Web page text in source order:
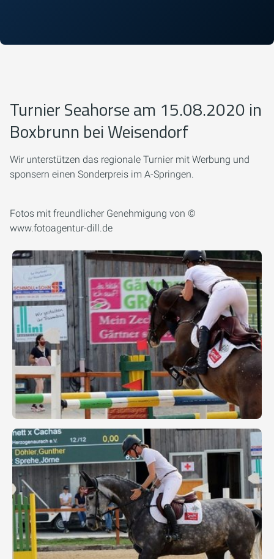
Turnier Seahorse am 15.08.2020 in
Boxbrunn bei Weisendorf
Wir unterstützen das regionale Turnier mit Werbung und
sponsern einen Sonderpreis im A-Springen.
Fotos mit freundlicher Genehmigung von ©
www.fotoagentur-dill.de